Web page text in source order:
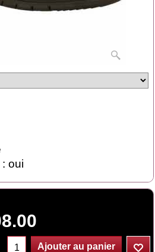
oui
Ajouter au panier